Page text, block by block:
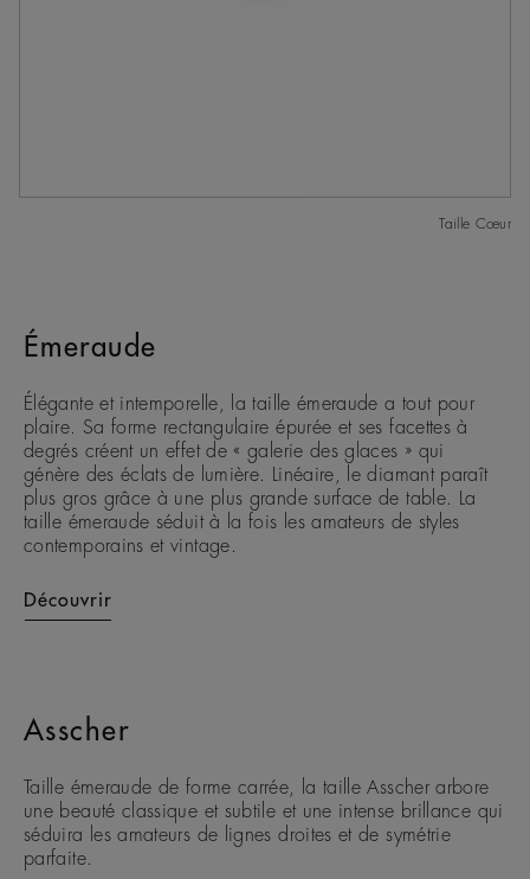
Taille Cœur
Émeraude
Élégante et intemporelle, la taille émeraude a tout pour
plaire. Sa forme rectangulaire épurée et ses facettes à
degrés créent un effet de « galerie des glaces » qui
génère des éclats de lumière. Linéaire, le diamant paraît
plus gros grâce à une plus grande surface de table. La
taille émeraude séduit à la fois les amateurs de styles
contemporains et vintage.
Découvrir
Asscher
Taille émeraude de forme carrée, la taille Asscher arbore
une beauté classique et subtile et une intense brillance qui
séduira les amateurs de lignes droites et de symétrie
parfaite.